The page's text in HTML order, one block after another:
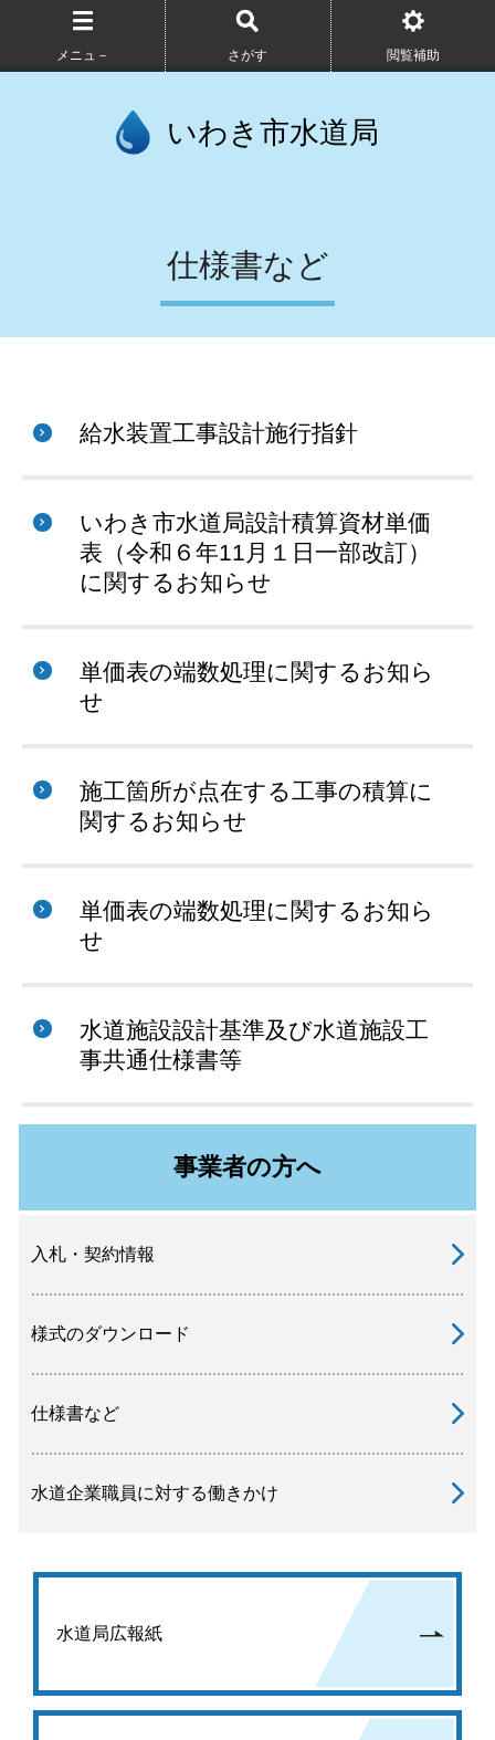
メニュ－ さがす 閲覧補助
いわき市水道局
仕様書など
給水装置工事設計施行指針
いわき市水道局設計積算資材単価
表（令和６年11月１日一部改訂）
に関するお知らせ
単価表の端数処理に関するお知ら
せ
施工箇所が点在する工事の積算に
関するお知らせ
単価表の端数処理に関するお知ら
せ
水道施設設計基準及び水道施設工
事共通仕様書等
事業者の方へ
入札・契約情報
様式のダウンロード
仕様書など
水道企業職員に対する働きかけ
水道局広報紙